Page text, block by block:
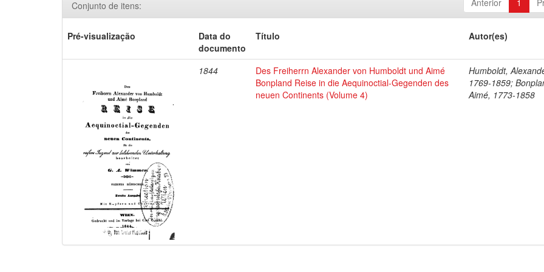
Anterior 1
Conjunto de itens:
Pré-visualização
Data do
documento
Título Autor(es)
1844
Des Freiherrn Alexander von Humboldt und Aimé
Bonpland Reise in die Aequinoctial-Gegenden des
neuen Continents (Volume 4)
Humboldt,
1769-1859;
Aimé, 1773-1858